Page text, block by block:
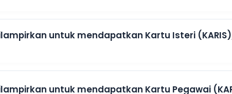
untuk mendapatkan Kartu Isteri
untuk mendapatkan Kartu Pegawai